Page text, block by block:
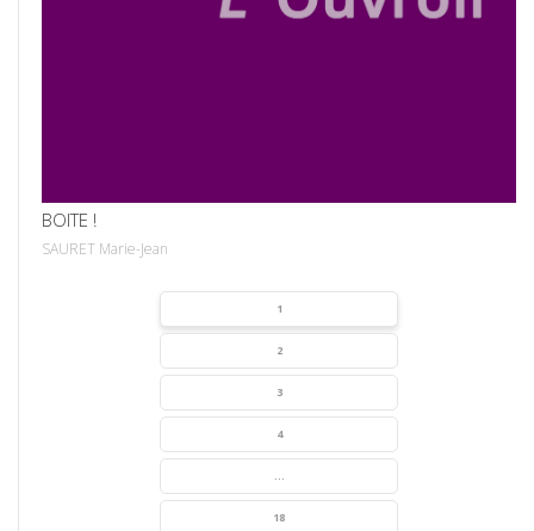
BOITE !
SAURET Marie-Jean
1
2
3
4
...
18